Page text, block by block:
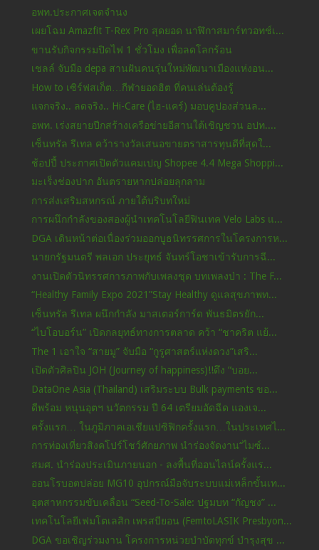
อพท.ประกาศเจตจำนง
เผยโฉม Amazfit T-Rex Pro สุดยอด นาฬิกาสมาร์ทวอทช์เ...
ขานรับกิจกรรมปิดไฟ 1 ชั่วโมง เพื่อลดโลกร้อน
เชลล์ จับมือ depa สานฝันคนรุ่นใหม่พัฒนาเมืองแห่งอน...
How to เซิร์ฟสเก็ต…กีฬายอดฮิต ที่คนเล่นต้องรู้
แจกจริง.. ลดจริง.. Hi-Care (ไฮ-แคร์) มอบคูปองส่วนล...
อพท. เร่งสยายปีกสร้างเครือข่ายอีสานใต้เชิญชวน อปท....
เซ็นทรัล รีเทล คว้ารางวัลเสนอขายตราสารทุนดีที่สุดใ...
ช้อปปี้ ประกาศเปิดตัวแคมเปญ Shopee 4.4 Mega Shoppi...
มะเร็งช่องปาก อันตรายหากปล่อยลุกลาม
การส่งเสริมสหกรณ์ ภายใต้บริบทใหม่
การผนึกกำลังของสองผู้นำเทคโนโลยีฟินเทค Velo Labs แ...
DGA เดินหน้าต่อเนื่องร่วมออกบูธนิทรรศการในโครงการห...
นายกรัฐมนตรี พลเอก ประยุทธ์ จันทร์โอชาเข้ารับการฉี...
งานเปิดตัวนิทรรศการภาพกับเพลงชุด บทเพลงป่า : The F...
“Healthy Family Expo 2021”Stay Healthy ดูแลสุขภาพท...
เซ็นทรัล รีเทล ผนึกกำลัง มาสเตอร์การ์ด พันธมิตรยัก...
“ไบโอบอร์น” เปิดกลยุทธ์ทางการตลาด คว้า “ชาคริต แย้...
The 1 เอาใจ “สายมู” จับมือ “กูรูศาสตร์แห่งดวง”เสริ...
เปิดตัวศิลปิน JOH (Journey of happiness)!!ดึง “บอย...
DataOne Asia (Thailand) เสริมระบบ Bulk payments ขอ...
ดีพร้อม หนุนอุตฯ นวัตกรรม ปี 64 เตรียมอัดฉีด แองเจ...
ครั้งแรก… ในภูมิภาคเอเชียแปซิฟิกครั้งแรก…ในประเทศไ...
การท่องเที่ยวสิงคโปร์โชว์ศักยภาพ นำร่องจัดงาน“ไมซ์...
สมศ. นำร่องประเมินภายนอก - ลงพื้นที่ออนไลน์ครั้งแร...
ออนโรบอตปล่อย MG10 อุปกรณ์มือจับระบบแม่เหล็กขั้นเท...
อุตสาหกรรมขับเคลื่อน “Seed-To-Sale: ปฐมบท “กัญชง” ...
เทคโนโลยีเฟมโตเลสิก เพรสบียอน (FemtoLASIK Presbyon...
DGA ขอเชิญร่วมงาน โครงการหน่วยบำบัดทุกข์ บำรุงสุข ...